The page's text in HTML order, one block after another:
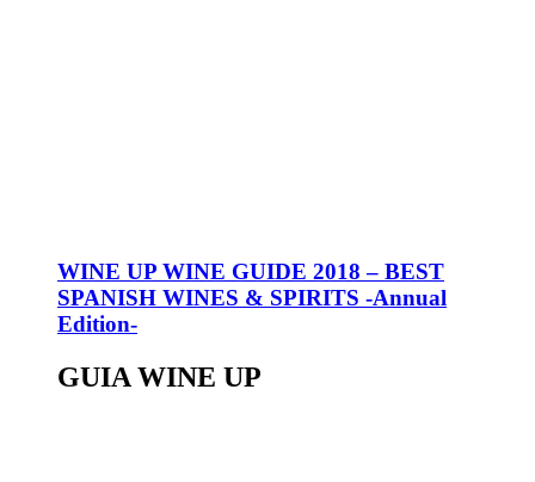
WINE UP WINE GUIDE 2018 – BEST
SPANISH WINES & SPIRITS -Annual
Edition-
GUIA WINE UP